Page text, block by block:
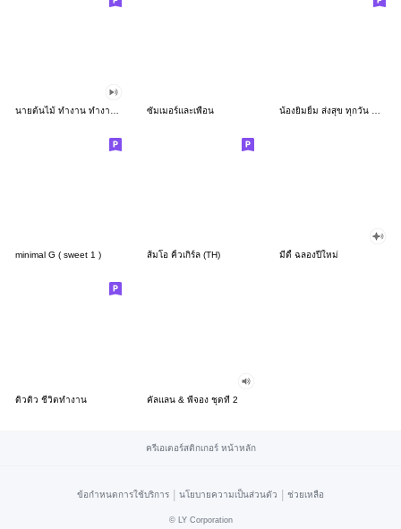
ซัมเมอร์และเพื่อน
minimal G ( sweet 1 ) ส้มโอ คิ้วเกิร์ล (TH) มีดี้ ฉลองปีใหม่
ดิวดิว ชีวิตทำงาน คัลแลน & พี่จอง ชุดที่ 2
ครีเอเตอร์สติกเกอร์ หน้าหลัก
ข้อกำหนดการใช้บริการ | นโยบายความเป็นส่วนตัว | ช่วยเหลือ
© LY Corporation